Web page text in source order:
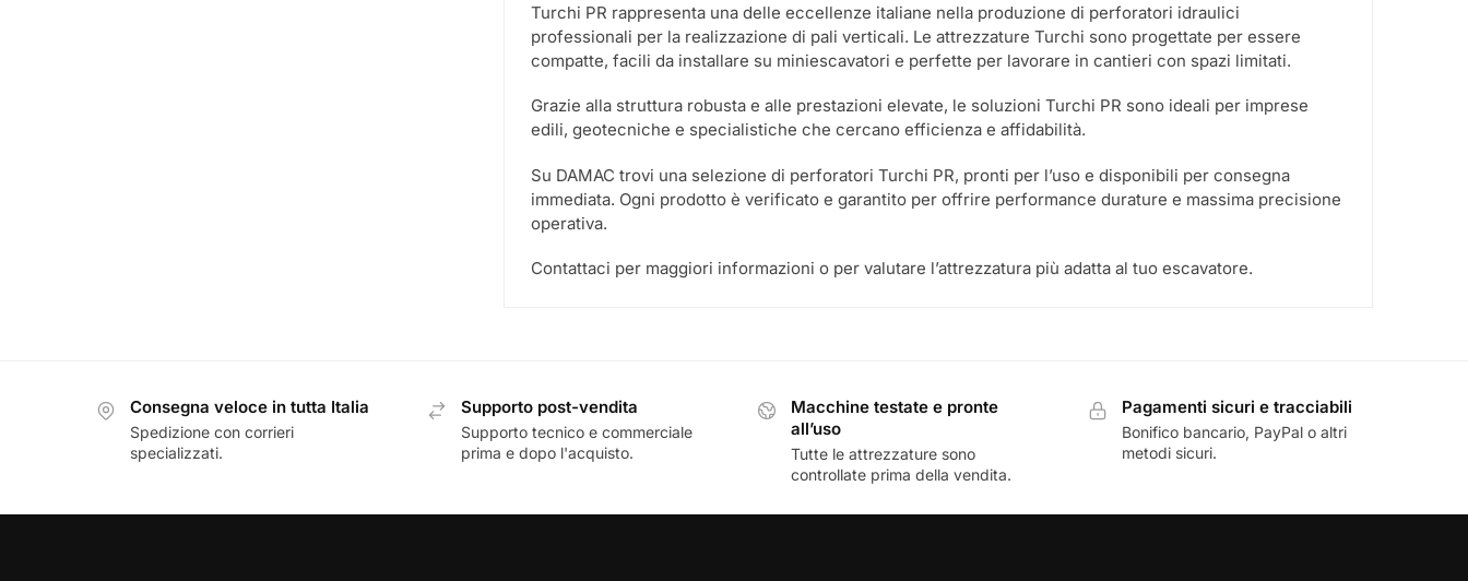
Turchi PR rappresenta una delle eccellenze italiane nella produzione di perforatori idraulici
professionali per la realizzazione di pali verticali. Le attrezzature Turchi sono progettate per essere
compatte, facili da installare su miniescavatori e perfette per lavorare in cantieri con spazi limitati.
Grazie alla struttura robusta e alle prestazioni elevate, le soluzioni Turchi PR sono ideali per imprese
edili, geotecniche e specialistiche che cercano efficienza e affidabilità.
Su DAMAC trovi una selezione di perforatori Turchi PR, pronti per l’uso e disponibili per consegna
immediata. Ogni prodotto è verificato e garantito per offrire performance durature e massima precisione
operativa.
Contattaci per maggiori informazioni o per valutare l’attrezzatura più adatta al tuo escavatore.
Consegna veloce in tutta Italia
Spedizione con corrieri
specializzati.
Supporto post-vendita
Supporto tecnico e commerciale
prima e dopo l'acquisto.
Macchine testate e pronte
all’uso
Tutte le attrezzature sono
controllate prima della vendita.
Pagamenti sicuri e tracciabili
Bonifico bancario, PayPal o altri
metodi sicuri.